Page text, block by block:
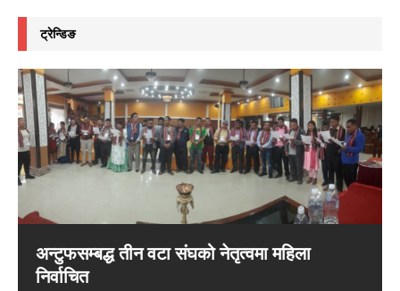
ट्रेन्डिङ
अन्टुफसम्बद्ध तीन वटा संघको नेतृत्वमा महिला
निर्वाचित